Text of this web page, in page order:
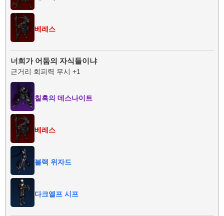
베레스
너희가 어둠의 자식들이냐
근거리 회피력 무시 +1
칠흑의 데스나이트
베레스
블랙 위자드
다크엘프 시프